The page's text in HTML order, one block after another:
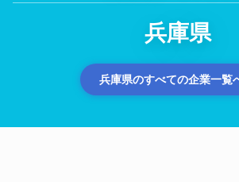
兵庫県
兵庫県のすべての企業一覧